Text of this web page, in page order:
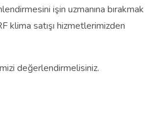
işin uzmanına bırakmak
klima satışı hizmetlerimizden
değerlendirmelisiniz.